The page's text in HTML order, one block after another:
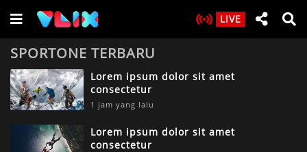
LIVE
SPORTONE TERBARU
Lorem ipsum dolor sit amet
consectetur
1 jam yang lalu
Lorem ipsum dolor sit amet
consectetur